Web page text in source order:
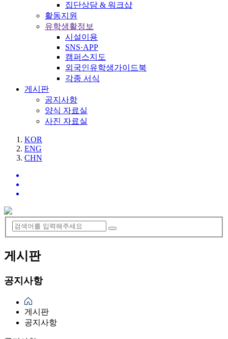
집단상담 & 워크샵
활동지원
유학생활정보
시설이용
SNS·APP
캠퍼스지도
외국인유학생가이드북
각종 서식
게시판
공지사항
양식 자료실
사진 자료실
KOR
ENG
CHN
게시판
공지사항
게시판
공지사항